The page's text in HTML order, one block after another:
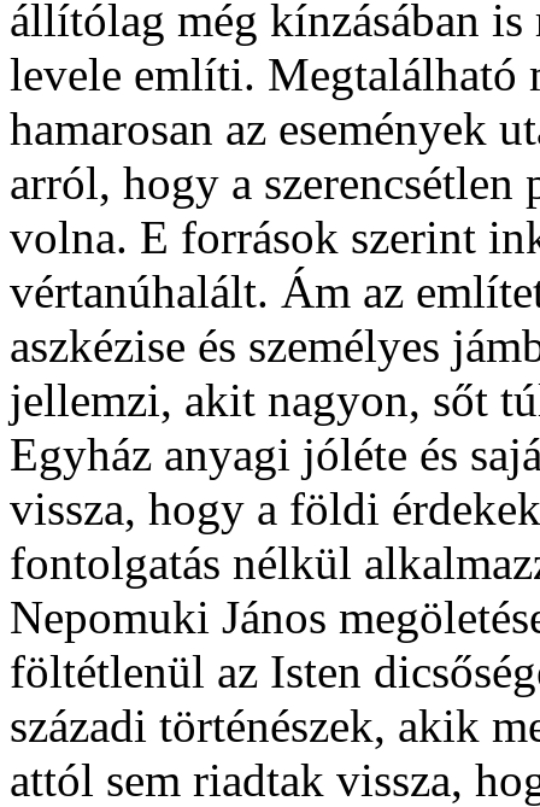
állítólag még kínzásában is
levele említi. Megtalálható
hamarosan az események
arról, hogy a
volna. E források szerint
vértanúhalált. Ám az
aszkézise és személyes
jellemzi, akit nagyon, sőt
Egyház anyagi jóléte és
vissza, hogy a földi
fontolgatás nélkül
Nepomuki János
föltétlenül az Isten
századi történészek, akik
attól sem riadtak vissza,